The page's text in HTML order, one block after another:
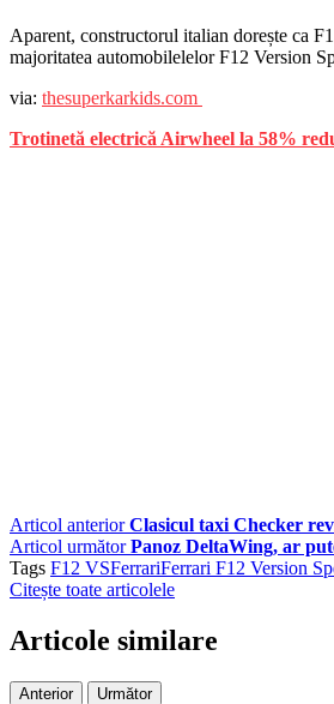
Aparent, constructorul italian dorește ca
majoritatea automobilelelor F12 Version
via: thesuperkarkids.com
Trotinetă electrică Airwheel la 58%
Articol anterior Clasicul taxi Checker
Articol următor Panoz DeltaWing, ar
Tags F12 VSFerrariFerrari F12 Version
Citește toate articolele
Articole similare
Anterior Următor